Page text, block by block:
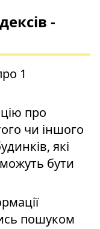
-
1
про
чи іншого
які
бути
пошуком